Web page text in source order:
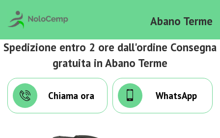
Abano Terme
Spedizione entro 2 ore dall'ordine Consegna
gratuita in Abano Terme
Chiama ora WhatsApp